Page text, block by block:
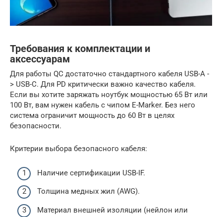
Требования к комплектации и
аксессуарам
Для работы QC достаточно стандартного кабеля USB-A -
> USB-C. Для PD критически важно качество кабеля.
Если вы хотите заряжать ноутбук мощностью 65 Вт или
100 Вт, вам нужен кабель с чипом E-Marker. Без него
система ограничит мощность до 60 Вт в целях
безопасности.
Критерии выбора безопасного кабеля:
Наличие сертификации USB-IF.
Толщина медных жил (AWG).
Материал внешней изоляции (нейлон или